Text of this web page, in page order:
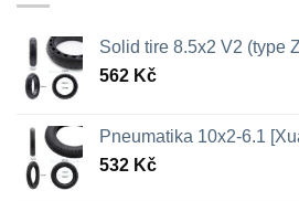
Solid tire 8.5x2 V2 (type
562 Kč
Pneumatika 10x2-6.1
532 Kč